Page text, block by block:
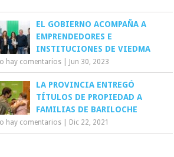
EL GOBIERNO ACOMPAÑA A
EMPRENDEDORES E
INSTITUCIONES DE VIEDMA
hay comentarios Jun 30, 2023
LA PROVINCIA ENTREGÓ
TÍTULOS DE PROPIEDAD A
FAMILIAS DE BARILOCHE
hay comentarios Dic 22, 2021